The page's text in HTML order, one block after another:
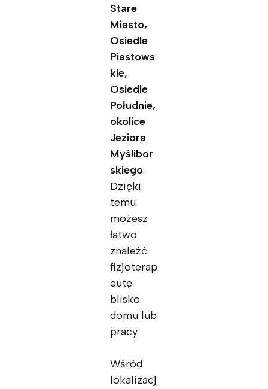
Stare
Miasto,
Osiedle
Piastows
kie,
Osiedle
Południe,
okolice
Jeziora
Myślibor
skiego.
Dzięki
temu
możesz
łatwo
znaleźć
fizjoterap
eutę
blisko
domu lub
pracy.
Wśród
lokalizacj